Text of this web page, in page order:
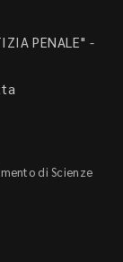
PENALE" -
di Scienze